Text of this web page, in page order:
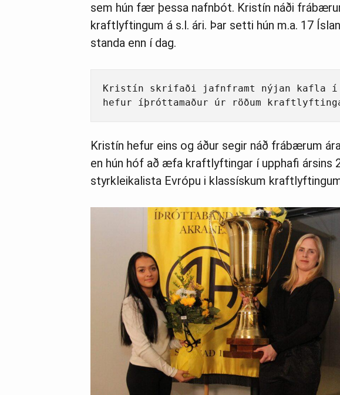
sem hún fær þessa nafnbót. Kristín náði
kraftlyftingum á s.l. ári. Þar setti hún m.a. 17
standa enn í dag.
Kristín skrifaði jafnframt nýjan kafla í
hefur íþróttamaður úr röðum
Kristín hefur eins og áður segir náð frábærum
en hún hóf að æfa kraftlyftingar í upphafi ársins
styrkleikalista Evrópu i klassískum